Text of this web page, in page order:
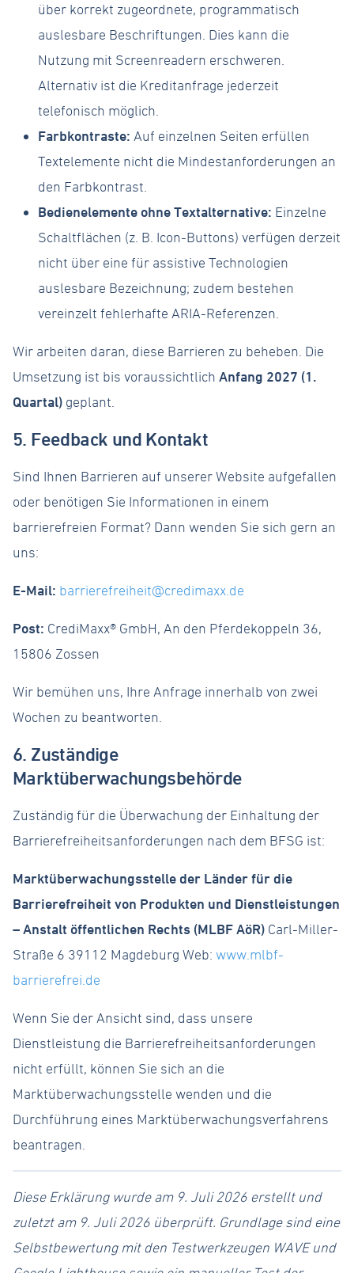
über korrekt zugeordnete, programmatisch
auslesbare Beschriftungen. Dies kann die
Nutzung mit Screenreadern erschweren.
Alternativ ist die Kreditanfrage jederzeit
telefonisch möglich.
Farbkontraste: Auf einzelnen Seiten erfüllen
Textelemente nicht die Mindestanforderungen an
den Farbkontrast.
Bedienelemente ohne Textalternative: Einzelne
Schaltflächen (z. B. Icon-Buttons) verfügen derzeit
nicht über eine für assistive Technologien
auslesbare Bezeichnung; zudem bestehen
vereinzelt fehlerhafte ARIA-Referenzen.
Wir arbeiten daran, diese Barrieren zu beheben. Die
Umsetzung ist bis voraussichtlich Anfang 2027 (1.
Quartal) geplant.
5. Feedback und Kontakt
Sind Ihnen Barrieren auf unserer Website aufgefallen
oder benötigen Sie Informationen in einem
barrierefreien Format? Dann wenden Sie sich gern an
uns:
E-Mail: barrierefreiheit@credimaxx.de
Post: CrediMaxx® GmbH, An den Pferdekoppeln 36,
15806 Zossen
Wir bemühen uns, Ihre Anfrage innerhalb von zwei
Wochen zu beantworten.
6. Zuständige
Marktüberwachungsbehörde
Zuständig für die Überwachung der Einhaltung der
Barrierefreiheitsanforderungen nach dem BFSG ist:
Marktüberwachungsstelle der Länder für die
Barrierefreiheit von Produkten und Dienstleistungen
– Anstalt öffentlichen Rechts (MLBF AöR) Carl-Miller-
Straße 6 39112 Magdeburg Web: www.mlbf-
barrierefrei.de
Wenn Sie der Ansicht sind, dass unsere
Dienstleistung die Barrierefreiheitsanforderungen
nicht erfüllt, können Sie sich an die
Marktüberwachungsstelle wenden und die
Durchführung eines Marktüberwachungsverfahrens
beantragen.
Diese Erklärung wurde am 9. Juli 2026 erstellt und
zuletzt am 9. Juli 2026 überprüft. Grundlage sind eine
Selbstbewertung mit den Testwerkzeugen WAVE und